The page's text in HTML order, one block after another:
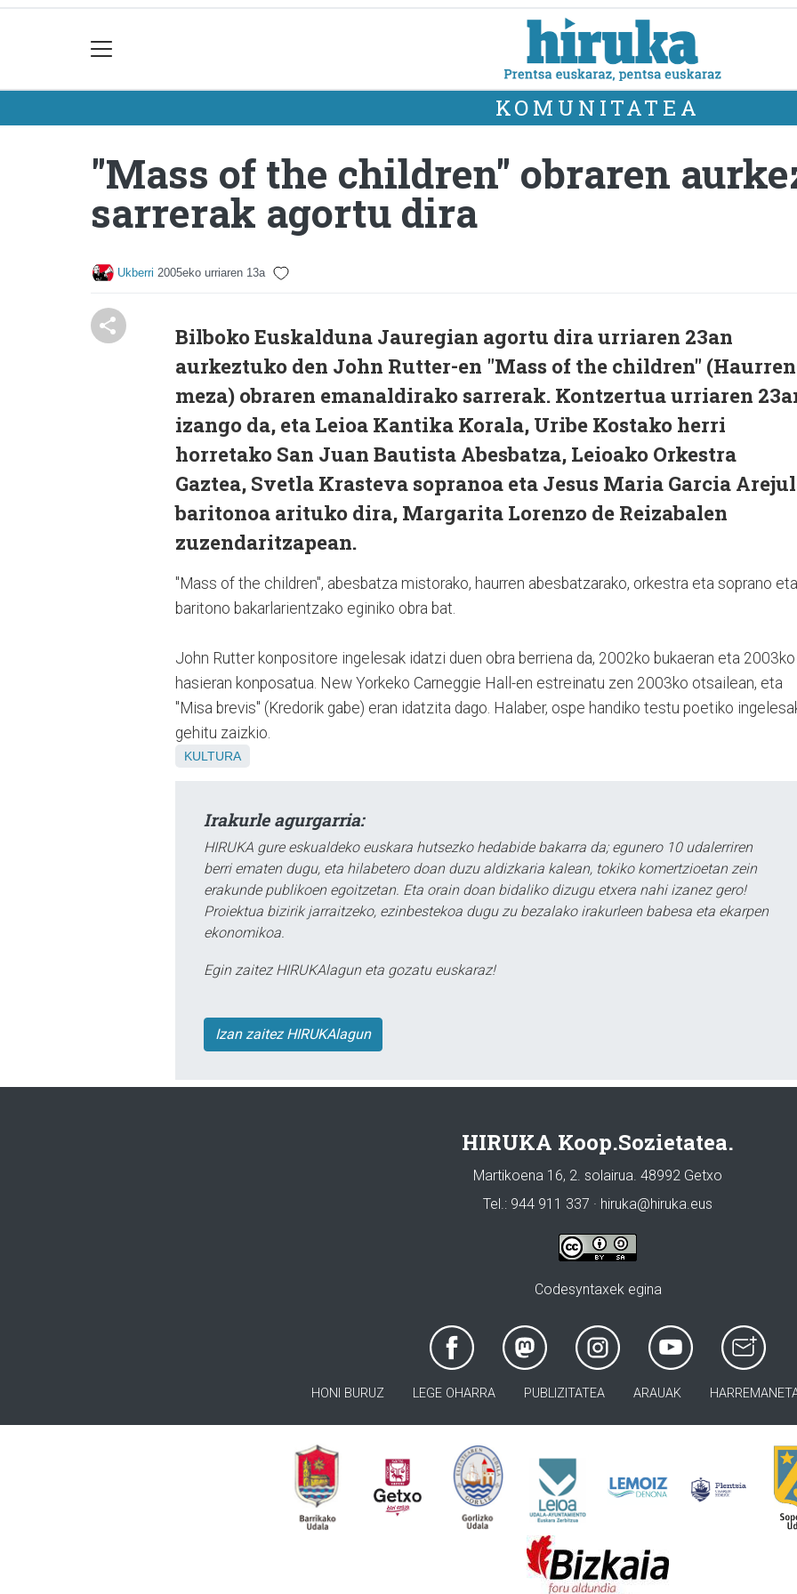
KOMUNITATEA
"Mass of the children" obraren
sarrerak agortu dira
Ukberri 2005eko urriaren 13a
Bilboko Euskalduna Jauregian agortu dira urriaren 23an
aurkeztuko den John Rutter-en "Mass of the children" (Haurren
meza) obraren emanaldirako sarrerak. Kontzertua urriaren
izango da, eta Leioa Kantika Korala, Uribe Kostako herri
horretako San Juan Bautista Abesbatza, Leioako Orkestra
Gaztea, Svetla Krasteva sopranoa eta Jesus Maria Garcia
baritonoa arituko dira, Margarita Lorenzo de Reizabalen
zuzendaritzapean.
"Mass of the children", abesbatza mistorako, haurren abesbatzarako, orkestra eta soprano eta
baritono bakarlarientzako eginiko obra bat.
John Rutter konpositore ingelesak idatzi duen obra berriena da, 2002ko bukaeran eta 2003ko
hasieran konposatua. New Yorkeko Carneggie Hall-en estreinatu zen 2003ko otsailean, eta
"Misa brevis" (Kredorik gabe) eran idatzita dago. Halaber, ospe handiko testu poetiko
gehitu zaizkio.
KULTURA
Irakurle agurgarria:
HIRUKA gure eskualdeko euskara hutsezko hedabide bakarra da; egunero 10 udalerriren
berri ematen dugu, eta hilabetero doan duzu aldizkaria kalean, tokiko komertzioetan zein
erakunde publikoen egoitzetan. Eta orain doan bidaliko dizugu etxera nahi izanez gero!
Proiektua bizirik jarraitzeko, ezinbestekoa dugu zu bezalako irakurleen babesa eta ekarpen
ekonomikoa.
Egin zaitez HIRUKAlagun eta gozatu euskaraz!
Izan zaitez HIRUKAlagun
HIRUKA Koop.Sozietatea.
Martikoena 16, 2. solairua. 48992 Getxo
Tel.: 944 911 337 · hiruka@hiruka.eus
Codesyntaxek egina
HONI BURUZ LEGE OHARRA PUBLIZITATEA ARAUAK